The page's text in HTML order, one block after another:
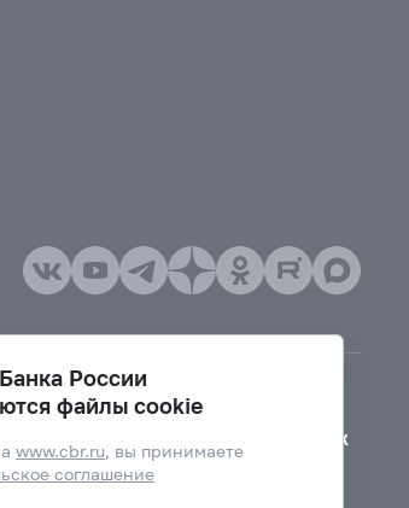
Версия для слабовидящих
России
файлы cookie
www.cbr.ru, вы принимаете
соглашение